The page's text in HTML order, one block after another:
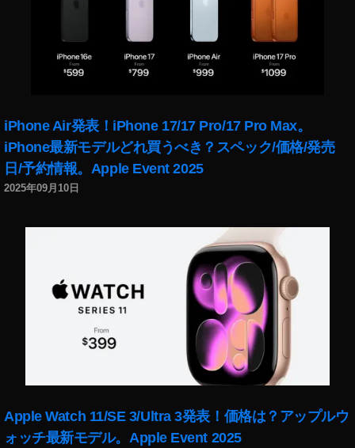
iPhone Air発表！iPhone 17/17 Pro/17 Pro Max。
iPhone最新モデルどれ買うべき？スペック/価格/発売
日/予約情報。Apple Event 2025
2025年09月10日
Apple Watch 11/SE 3/Ultra 3発表！価格は？アップルウ
ォッチ最新モデル。Apple Event 2025